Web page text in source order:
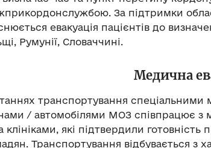
За підтримки
евакуація пацієнтів до
Румунії, Словаччині.
Медична
транспортування спеціальними
/ автомобілями МОЗ співпрацює з
клініками, які підтвердили готовність
Транспортування відбувається з